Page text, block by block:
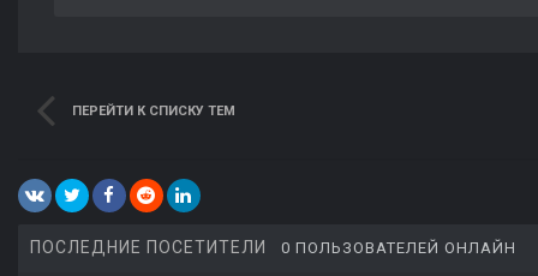
ПЕРЕЙТИ К СПИСКУ ТЕМ
ПОСЛЕДНИЕ ПОСЕТИТЕЛИ 0 ПОЛЬЗОВАТЕЛЕЙ ОНЛАЙН